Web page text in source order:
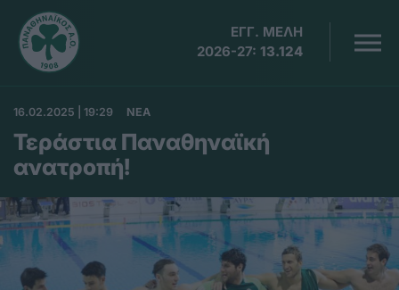
ΕΓΓ. ΜΕΛΗ
2026-27: 13.124
16.02.2025 | 19:29 ΝΕΑ
Τεράστια Παναθηναϊκή
ανατροπή!